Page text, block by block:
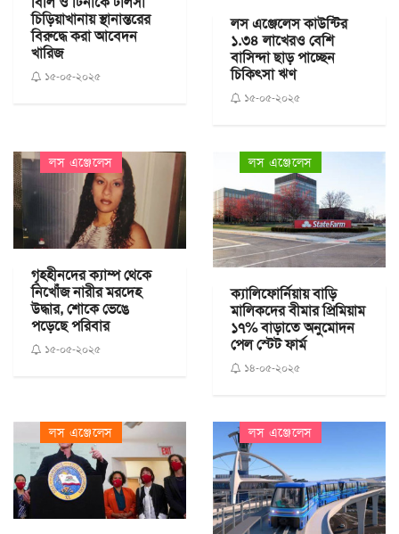
চিড়িয়াখানায় স্থানান্তরের
বিরুদ্ধে করা আবেদন
খারিজ
১৫-০৫-২০২৫
লস এঞ্জেলেস কাউন্টির
১.৩৪ লাখেরও বেশি
বাসিন্দা ছাড় পাচ্ছেন
চিকিৎসা ঋণ
১৫-০৫-২০২৫
লস এঞ্জেলেস
গৃহহীনদের ক্যাম্প থেকে
নিখোঁজ নারীর মরদেহ
উদ্ধার, শোকে ভেঙে
পড়েছে পরিবার
১৫-০৫-২০২৫
লস এঞ্জেলেস
ক্যালিফোর্নিয়ায় বাড়ি
মালিকদের বীমার প্রিমিয়াম
১৭% বাড়াতে অনুমোদন
পেল স্টেট ফার্ম
১৪-০৫-২০২৫
লস এঞ্জেলেস লস এঞ্জেলেস